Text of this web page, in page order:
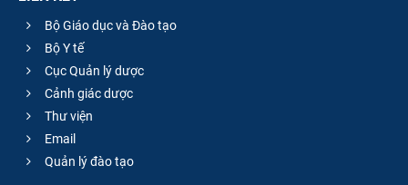
Bộ Giáo dục và Đào tạo
Bộ Y tế
Cục Quản lý dược
Cảnh giác dược
Thư viện
Email
Quản lý đào tạo